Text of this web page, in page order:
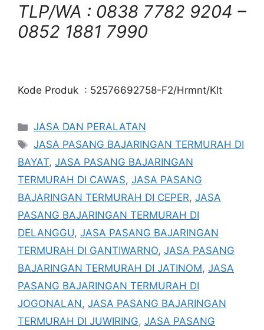
TLP/WA : 0838 7782 9204 –
0852 1881 7990
Kode Produk : 52576692758-F2/Hrmnt/Klt
Kategori
JASA DAN PERALATAN
Tag
JASA PASANG BAJARINGAN TERMURAH DI
BAYAT, JASA PASANG BAJARINGAN
TERMURAH DI CAWAS, JASA PASANG
BAJARINGAN TERMURAH DI CEPER, JASA
PASANG BAJARINGAN TERMURAH DI
DELANGGU, JASA PASANG BAJARINGAN
TERMURAH DI GANTIWARNO, JASA PASANG
BAJARINGAN TERMURAH DI JATINOM, JASA
PASANG BAJARINGAN TERMURAH DI
JOGONALAN, JASA PASANG BAJARINGAN
TERMURAH DI JUWIRING, JASA PASANG